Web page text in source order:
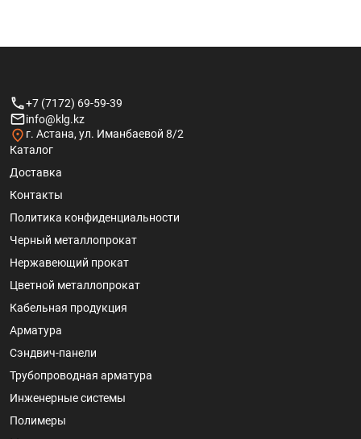
+7 (7172) 69-59-39
info@klg.kz
г. Астана, ул. Иманбаевой 8/2
Каталог
Доставка
Контакты
Политика конфиденциальности
Черный металлопрокат
Нержавеющий прокат
Цветной металлопрокат
Кабельная продукция
Арматура
Сэндвич-панели
Трубопроводная арматура
Инженерные системы
Полимеры